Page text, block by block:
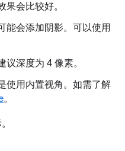
会比较好。
能会添加阴影。可以使用
深度为 4 像素。
使用内置视角。如需了解
。